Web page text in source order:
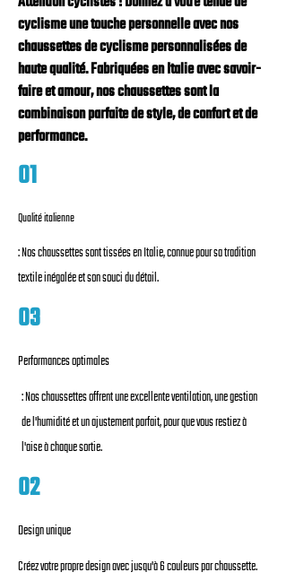
cyclisme une touche personnelle avec nos
chaussettes de cyclisme personnalisées de
haute qualité. Fabriquées en Italie avec savoir-
faire et amour, nos chaussettes sont la
combinaison parfaite de style, de confort et de
performance.
01
Qualité italienne
: Nos chaussettes sont tissées en Italie, connue pour sa tradition
textile inégalée et son souci du détail.
03
Performances optimales
: Nos chaussettes offrent une excellente ventilation, une gestion
de l'humidité et un ajustement parfait, pour que vous restiez à
l'aise à chaque sortie.
02
Design unique
Créez votre propre design avec jusqu'à 6 couleurs par chaussette.